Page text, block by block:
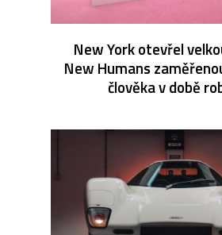
New York otevřel
New Humans
člověka v době